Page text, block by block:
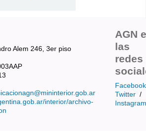
Alem 246, 3er piso
interior/archivo-
AGN
las
redes
Facebook
Twitter /
Instagram